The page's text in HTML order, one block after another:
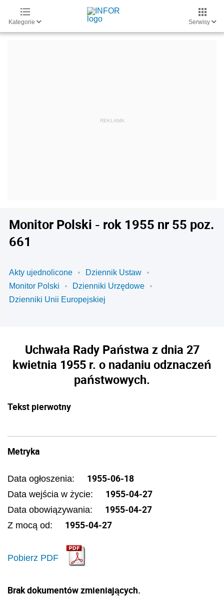
Kategorie Serwisy
Monitor Polski - rok 1955 nr 55 poz.
661
Akty ujednolicone
Dziennik Ustaw
Monitor Polski
Dzienniki Urzędowe
Dzienniki Unii Europejskiej
Uchwała Rady Państwa z dnia 27
kwietnia 1955 r. o nadaniu odznaczeń
państwowych.
Tekst pierwotny
Metryka
Data ogłoszenia: 1955-06-18
Data wejścia w życie: 1955-04-27
Data obowiązywania: 1955-04-27
Z mocą od: 1955-04-27
Pobierz PDF
Brak dokumentów zmieniających.